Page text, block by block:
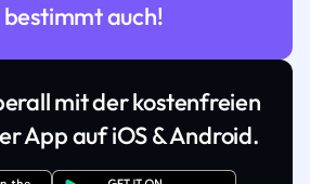
bestimmt auch!
mit der kostenfreien
App auf iOS & Android.